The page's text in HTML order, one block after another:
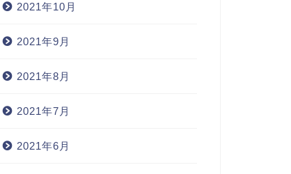
2021年10月
2021年9月
2021年8月
2021年7月
2021年6月